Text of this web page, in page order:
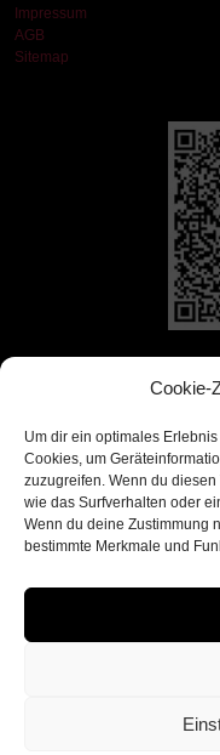
Cookie-
Um dir ein optimales
Cookies, um
zuzugreifen. Wenn du
wie das Surfverhalten oder
Wenn du deine Zustimmung
bestimmte Merkmale und
Impressum
AGB
Sitemap